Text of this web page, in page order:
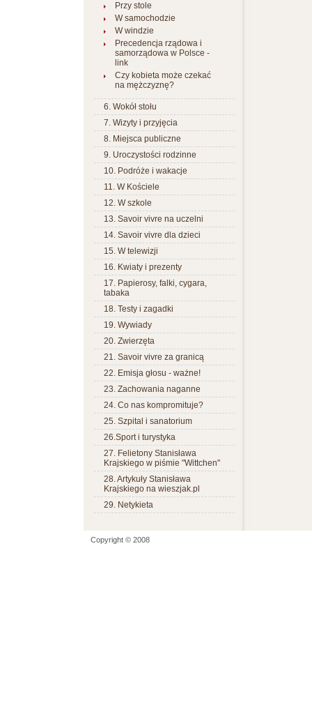
Przy stole
W samochodzie
W windzie
Precedencja rządowa i
samorządowa w Polsce -
link
Czy kobieta może czekać
na mężczyznę?
6. Wokół stołu
7. Wizyty i przyjęcia
8. Miejsca publiczne
9. Uroczystości rodzinne
10. Podróże i wakacje
11. W Kościele
12. W szkole
13. Savoir vivre na uczelni
14. Savoir vivre dla dzieci
15. W telewizji
16. Kwiaty i prezenty
17. Papierosy, falki, cygara,
tabaka
18. Testy i zagadki
19. Wywiady
20. Zwierzęta
21. Savoir vivre za granicą
22. Emisja głosu - ważne!
23. Zachowania naganne
24. Co nas kompromituje?
25. Szpital i sanatorium
26.Sport i turystyka
27. Felietony Stanisława
Krajskiego w piśmie "Wittchen"
28. Artykuły Stanisława
Krajskiego na wieszjak.pl
29. Netykieta
Copyright © 2008